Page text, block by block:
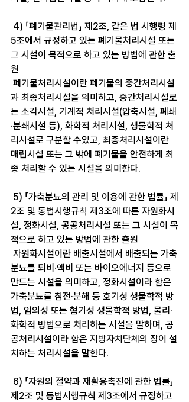
5조에서 규정하고 있는 폐기물처리시설 또는
그 시설이 목적으로 하고 있는 방법에 관한 출
원
과 최종처리시설을 의미하고, 중간처리시설로
는 소각시설, 기계적 처리시설(압축시설, 폐쇄
·분쇄시설 등), 화학적 처리시설, 생물학적 처
리시설로 구분할 수있고, 최종처리시설이란
매립시설 또는 그 밖에 폐기물을 안전하게 최
종 처리할 수 있는 시설을 의미한다.
2조 및 동법시행규칙 제3조에 따른 자원화시
설, 정화시설, 공공처리시설 또는 그 시설이 목
적으로 하고 있는 방법에 관한 출원
분뇨를 퇴비·액비 또는 바이오에너지 등으로
만드는 시설을 의미하고, 정화시설이라 함은
가축분뇨를 침전·분해 등 호기성 생물학적 방
법, 임의성 또는 혐기성 생물학적 방법, 물리·
화학적 방법으로 처리하는 시설을 말하며, 공
공처리시설이라 함은 지방자치단체의 장이 설
치하는 처리시설을 말한다.
제2조 및 동법시행규칙 제3조에서 규정하고